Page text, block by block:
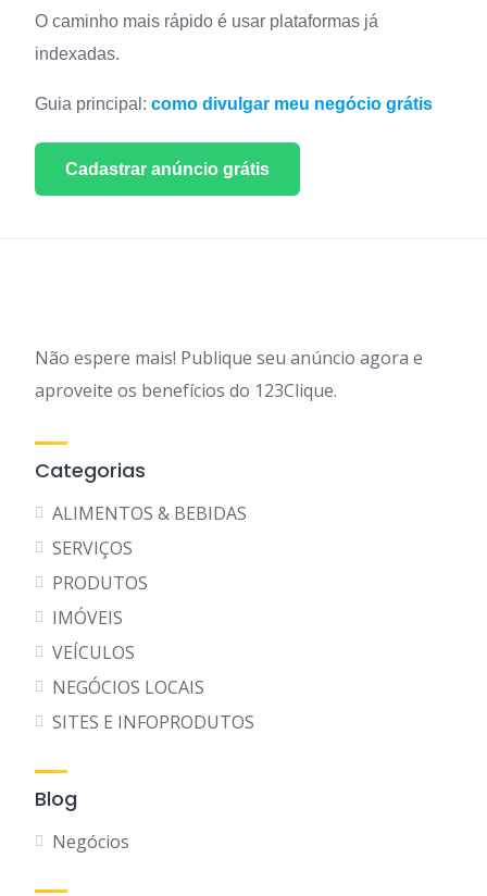
O caminho mais rápido é usar plataformas já
indexadas.
Guia principal: como divulgar meu negócio grátis
Cadastrar anúncio grátis
Não espere mais! Publique seu anúncio agora e
aproveite os benefícios do 123Clique.
Categorias
ALIMENTOS & BEBIDAS
SERVIÇOS
PRODUTOS
IMÓVEIS
VEÍCULOS
NEGÓCIOS LOCAIS
SITES E INFOPRODUTOS
Blog
Negócios